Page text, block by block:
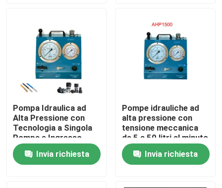
Prodotti
Video
Su di noi
Visita alla fabbrica
Pompa Idraulica ad
Alta Pressione con
Tecnologia a Singola
Pompa e Ingresso
Pneumatico 12 BSP
Femmina e Letture
Manometro Analogico
Invia richiesta
Pompe idrauliche ad
alta pressione con
tensione meccanica
da 5 a 50 litri al minuto
per l'industria
Invia richiesta